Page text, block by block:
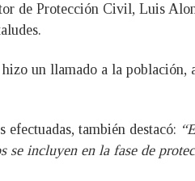
de Protección Civil, Luis
un llamado a la población,
efectuadas, también destacó:
se incluyen en la fase de